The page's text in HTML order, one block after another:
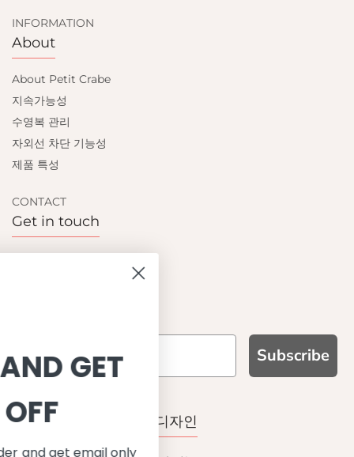
INFORMATION
About
About Petit Crabe
지속가능성
수영복 관리
자외선 차단 기능성
제품 특성
CONTACT
Get in touch
Contact us
Subscribe
WHY CHOOSE US?
기능성과 품질, 그리고 디자인
UP AND GET
10% OFF
on your first order and get email only